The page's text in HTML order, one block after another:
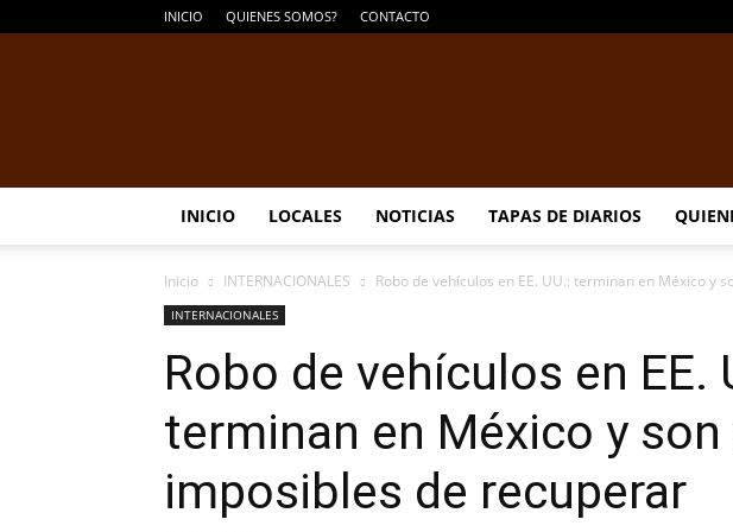
INICIO QUIENES SOMOS? CONTACTO
INICIO LOCALES NOTICIAS TAPAS DE DIARIOS
Inicio INTERNACIONALES Robo de vehículos en EE. UU.: terminan en México y
INTERNACIONALES
Robo de vehículos en EE.
terminan en México y son
imposibles de recuperar